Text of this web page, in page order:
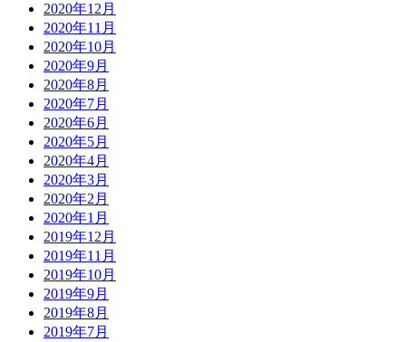
2020年12月
2020年11月
2020年10月
2020年9月
2020年8月
2020年7月
2020年6月
2020年5月
2020年4月
2020年3月
2020年2月
2020年1月
2019年12月
2019年11月
2019年10月
2019年9月
2019年8月
2019年7月